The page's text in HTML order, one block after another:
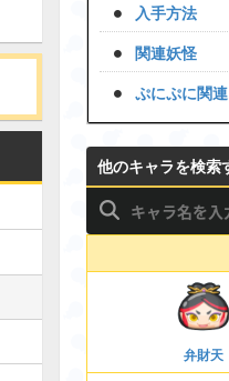
入手方法
関連妖怪
ぷにぷに関
他のキャラを検索
弁財天